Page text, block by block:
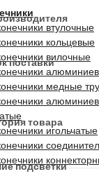
втулочные
кольцевые
вилочные
медные
игольчатые
поставки
товара
подсветки